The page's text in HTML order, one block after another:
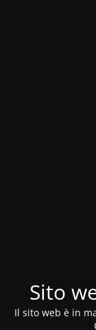
Sito
Il sito web è in